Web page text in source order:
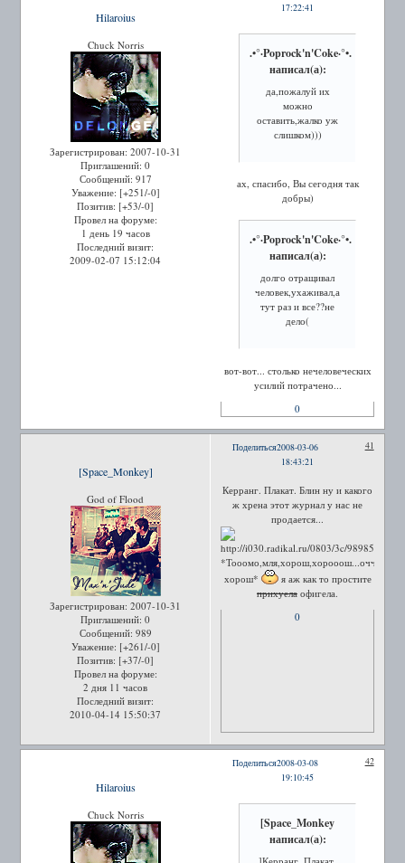
17:22:41
Hilaroius
Chuck Norris
Зарегистрирован: 2007-10-31
Приглашений: 0
Сообщений: 917
Уважение: [+251/-0]
Позитив: [+53/-0]
Провел на форуме:
1 день 19 часов
Последний визит:
2009-02-07 15:12:04
.•°·Poprock'n'Coke·°•.
написал(а):
да,пожалуй их
можно
оставить,жалко уж
слишком)))
ах, спасибо, Вы сегодня так
добры)
.•°·Poprock'n'Coke·°•.
написал(а):
долго отращивал
человек,ухаживал,а
тут раз и все??не
дело(
вот-вот... столько нечеловеческих
усилий потрачено...
0
Поделиться 41
2008-03-06
18:43:21
[Space_Monkey]
God of Flood
Зарегистрирован: 2007-10-31
Приглашений: 0
Сообщений: 989
Уважение: [+261/-0]
Позитив: [+37/-0]
Провел на форуме:
2 дня 11 часов
Последний визит:
2010-04-14 15:50:37
Керранг. Плакат. Блин ну и какого
ж хрена этот журнал у нас не
продается...
*Тооомо,мля,хорош,хорооош...оччень
хорош*
я аж как то простите
прихуела офигела.
0
Поделиться 42
2008-03-08
19:10:45
Hilaroius
Chuck Norris
[Space_Monkey
написал(а):